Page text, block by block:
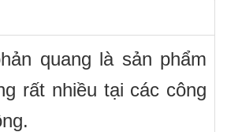
quang là sản phẩm
rất nhiều tại các công